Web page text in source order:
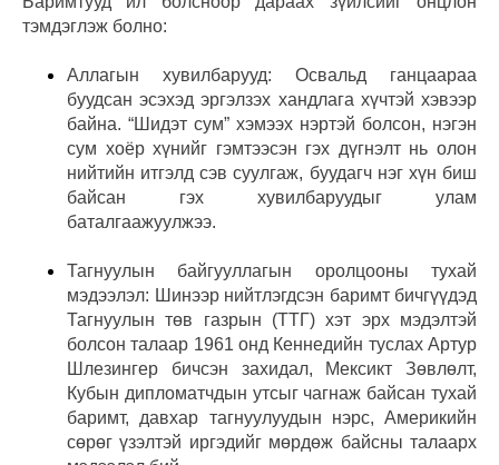
тэмдэглэж болно:
Аллагын хувилбарууд: Освальд ганцаараа
буудсан эсэхэд эргэлзэх хандлага хүчтэй хэвээр
байна. “Шидэт сум” хэмээх нэртэй болсон, нэгэн
сум хоёр хүнийг гэмтээсэн гэх дүгнэлт нь олон
нийтийн итгэлд сэв суулгаж, буудагч нэг хүн биш
байсан гэх хувилбаруудыг улам
баталгаажуулжээ.
Тагнуулын байгууллагын оролцооны тухай
мэдээлэл: Шинээр нийтлэгдсэн баримт бичгүүдэд
Тагнуулын төв газрын (ТТГ) хэт эрх мэдэлтэй
болсон талаар 1961 онд Кеннедийн туслах Артур
Шлезингер бичсэн захидал, Мексикт Зөвлөлт,
Кубын дипломатчдын утсыг чагнаж байсан тухай
баримт, давхар тагнуулуудын нэрс, Америкийн
сөрөг үзэлтэй иргэдийг мөрдөж байсны талаарх